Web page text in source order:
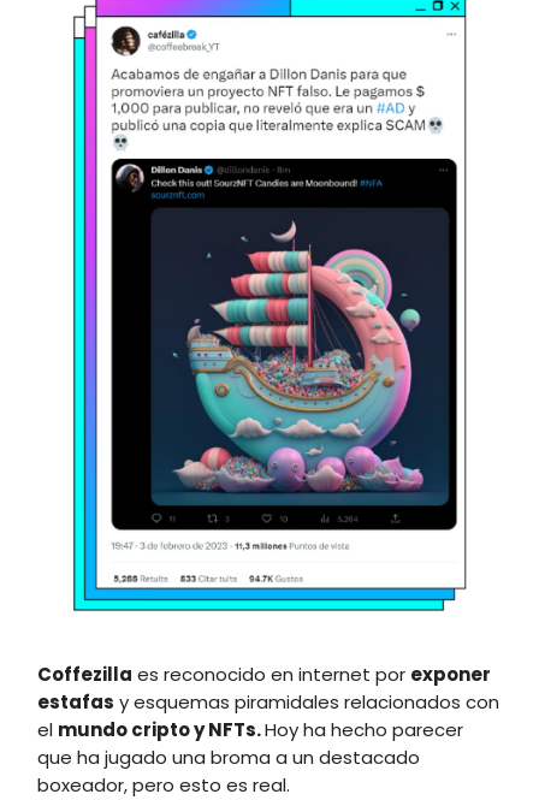
Coffezilla es reconocido en internet por exponer
estafas y esquemas piramidales relacionados con
el mundo cripto y NFTs.Hoy ha hecho parecer
que ha jugado una broma a un destacado
boxeador, pero esto es real.